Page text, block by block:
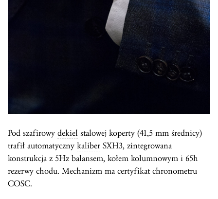
Pod szafirowy dekiel stalowej koperty (41,5 mm średnicy)
trafił automatyczny kaliber SXH3, zintegrowana
konstrukcja z 5Hz balansem, kołem kolumnowym i 65h
rezerwy chodu. Mechanizm ma certyfikat chronometru
COSC.